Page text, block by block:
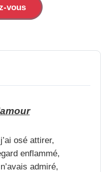
vous
osé attirer,
enflammé,
admiré,